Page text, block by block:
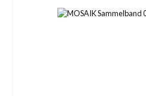
Bildergalerie überspringen